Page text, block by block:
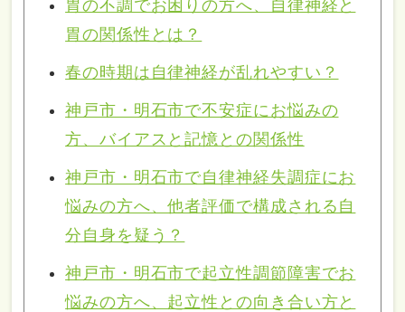
胃の不調でお困りの方へ、自律神経と
胃の関係性とは？
春の時期は自律神経が乱れやすい？
神戸市・明石市で不安症にお悩みの
方、バイアスと記憶との関係性
神戸市・明石市で自律神経失調症にお
悩みの方へ、他者評価で構成される自
分自身を疑う？
神戸市・明石市で起立性調節障害でお
悩みの方へ、起立性との向き合い方と